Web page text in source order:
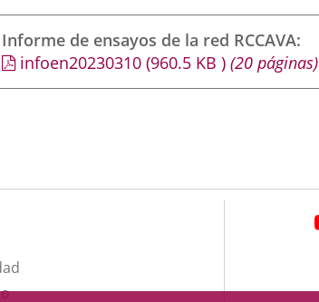
Informe de ensayos de la red RCCAVA
infoen20230310 (960.5 KB) (20 páginas)
Este